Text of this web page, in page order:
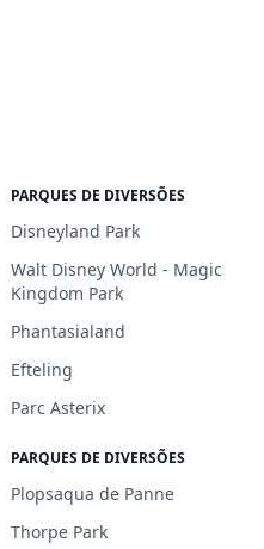
PARQUES DE DIVERSÕES
Disneyland Park
Walt Disney World - Magic
Kingdom Park
Phantasialand
Efteling
Parc Asterix
PARQUES DE DIVERSÕES
Plopsaqua de Panne
Thorpe Park